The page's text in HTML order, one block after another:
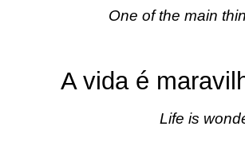
One of the main
A vida é
Life is